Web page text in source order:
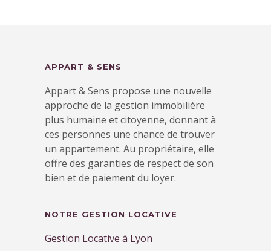
APPART & SENS
Appart & Sens propose une nouvelle
approche de la gestion immobilière
plus humaine et citoyenne, donnant à
ces personnes une chance de trouver
un appartement. Au propriétaire, elle
offre des garanties de respect de son
bien et de paiement du loyer.
NOTRE GESTION LOCATIVE
Gestion Locative à Lyon